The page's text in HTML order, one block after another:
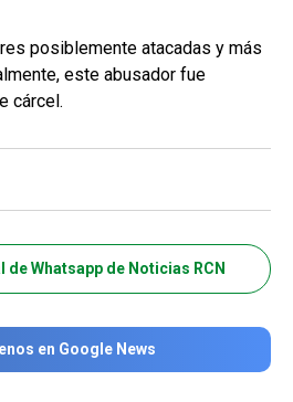
posiblemente atacadas y más
este abusador fue
cárcel.
de Whatsapp de Noticias RCN
en Google News